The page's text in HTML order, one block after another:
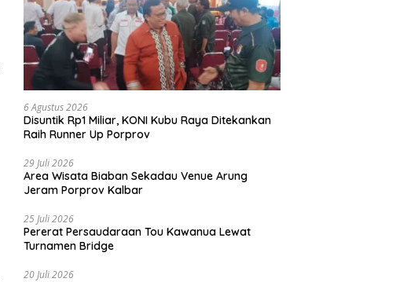
6 Agustus 2026
Disuntik Rp1 Miliar, KONI Kubu Raya Ditekankan
Raih Runner Up Porprov
29 Juli 2026
Area Wisata Biaban Sekadau Venue Arung
Jeram Porprov Kalbar
25 Juli 2026
Pererat Persaudaraan Tou Kawanua Lewat
Turnamen Bridge
20 Juli 2026